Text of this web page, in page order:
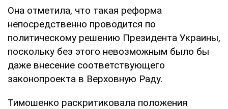
Она отметила, что такая реформа
непосредственно проводится по
политическому решению Президента Украины,
поскольку без этого невозможным было бы
даже внесение соответствующего
законопроекта в Верховную Раду.
Тимошенко раскритиковала положения